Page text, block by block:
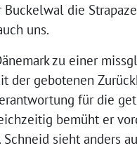
die
uns.
zu einer
der gebotenen
für die
bemüht er
sieht anders